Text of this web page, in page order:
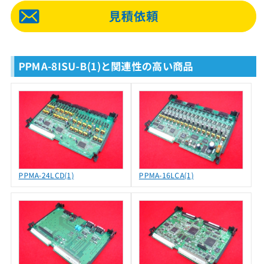
PPMA-8ISU-B(1)と関連性の高い商品
PPMA-24LCD(1) PPMA-16LCA(1)